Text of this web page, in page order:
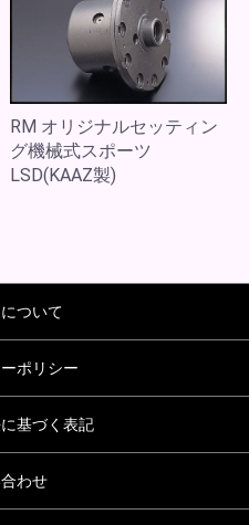
RM オリジナルセッティン
グ機械式スポーツ
LSD(KAAZ製)
ついて
ポリシー
基づく表記
わせ